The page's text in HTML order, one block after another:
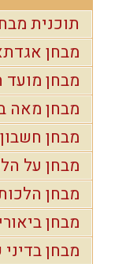
תוכנית
מבחן
מבחן מועד
מבחן מאה
מבחן
מבחן על
מבחן
מבחן
מבחן